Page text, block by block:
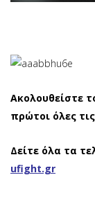
Ακολουθείστε
πρώτοι όλες
Δείτε όλα τα
ufight.gr